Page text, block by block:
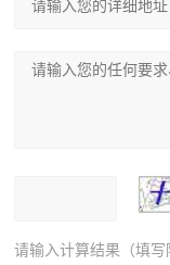
请输入计算结果（填